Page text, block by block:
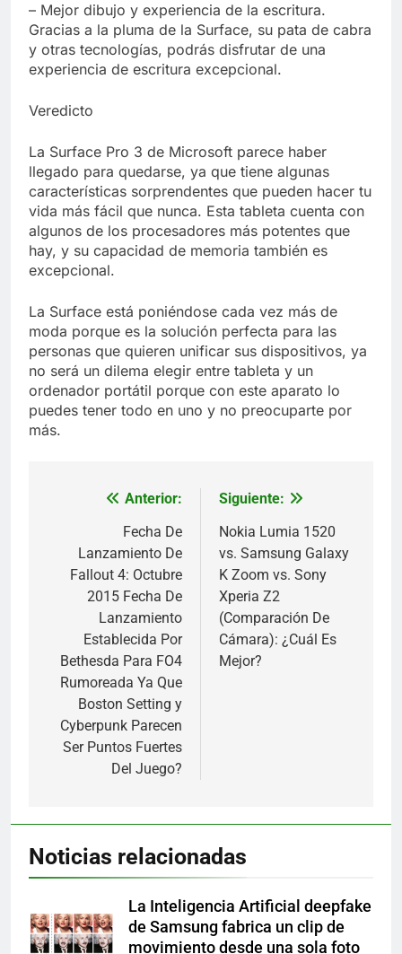
– Mejor dibujo y experiencia de la escritura.
Gracias a la pluma de la Surface, su pata de cabra
y otras tecnologías, podrás disfrutar de una
experiencia de escritura excepcional.
Veredicto
La Surface Pro 3 de Microsoft parece haber
llegado para quedarse, ya que tiene algunas
características sorprendentes que pueden hacer tu
vida más fácil que nunca. Esta tableta cuenta con
algunos de los procesadores más potentes que
hay, y su capacidad de memoria también es
excepcional.
La Surface está poniéndose cada vez más de
moda porque es la solución perfecta para las
personas que quieren unificar sus dispositivos, ya
no será un dilema elegir entre tableta y un
ordenador portátil porque con este aparato lo
puedes tener todo en uno y no preocuparte por
más.
Navegación
entradas
Anterior:
Fecha De
Lanzamiento De
Fallout 4: Octubre
2015 Fecha De
Lanzamiento
Establecida Por
Bethesda Para FO4
Rumoreada Ya Que
Boston Setting y
Cyberpunk Parecen
Ser Puntos Fuertes
Del Juego?
Siguiente:
Nokia Lumia 1520
vs. Samsung Galaxy
K Zoom vs. Sony
Xperia Z2
(Comparación De
Cámara): ¿Cuál Es
Mejor?
Noticias relacionadas
La Inteligencia Artificial deepfake
de Samsung fabrica un clip de
movimiento desde una sola foto